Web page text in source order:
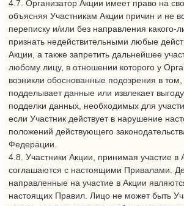
коммерческих целях, направленных на продвижение ТРЦ
«Торговый квартал», без выплаты каких-либо
готовых фото и видеоматериалов со своим участием в Акции
без дополнительной выплаты вознаграждения.
4.13. Участвуя в Акции, Участник Акции подтверждает свое
ознакомление и согласие с настоящими Правилами,
размещенными в сети на Интернет-сайте: https://tkmall.ru/, а
также подтверждает, что является гражданином Российской
Правилами является полным, безоговорочным и
безотзывным.
4.14. Участнику Акции необходимо сохранять чек на покупку
(чеки на покупки) товаров и/или услуг до окончания Акции.
4.15. Участник Акции не может передавать и/или иным
образом уступать свои права, связанные с участием в Акции
4.16. Организатор Акции вправе отказать Участнику Акции во
вручении приза, в случае установления факта нарушения им
4.17. Организатор Акции вправе отказать Участнику Акции в
рассмотрении претензии в связи с неполучением приза в